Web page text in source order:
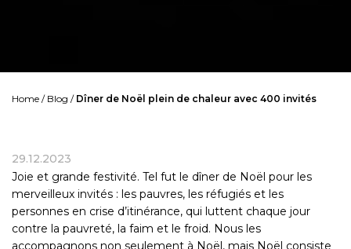
Home / Blog / Dîner de Noël plein de chaleur avec 400 invités
29.12.2023
Joie et grande festivité. Tel fut le dîner de Noël pour les
merveilleux invités : les pauvres, les réfugiés et les
personnes en crise d’itinérance, qui luttent chaque jour
contre la pauvreté, la faim et le froid. Nous les
accompagnons non seulement à Noël, mais Noël consiste